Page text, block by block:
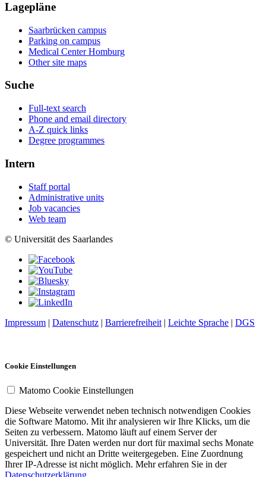
Lagepläne
Saarbrücken campus
Parking on campus
Medical Center Homburg
Other site maps
Suche
Full-text search
Phone and email directory
A-Z quick links
Degree programmes
Intern
Staff portal
Administrative units
Job vacancies
Web team
© Universität des Saarlandes
Impressum | Datenschutz | Barrierefreiheit | Leichte Sprache | DGS
Cookie Einstellungen
Matomo Cookie Einstellungen
Diese Webseite verwendet neben technisch notwendigen Cookies
die Software Matomo. Mit ihr analysieren wir Ihre Klicks, um die
Seiten zu verbessern. Matomo läuft auf einem Server der
Universität. Ihre Daten werden nur dort für maximal sechs Monate
gespeichert und nicht an Dritte weitergegeben. Eine Zuordnung
Ihrer IP-Adresse ist nicht möglich. Mehr erfahren Sie in der
Datenschutzerklärung